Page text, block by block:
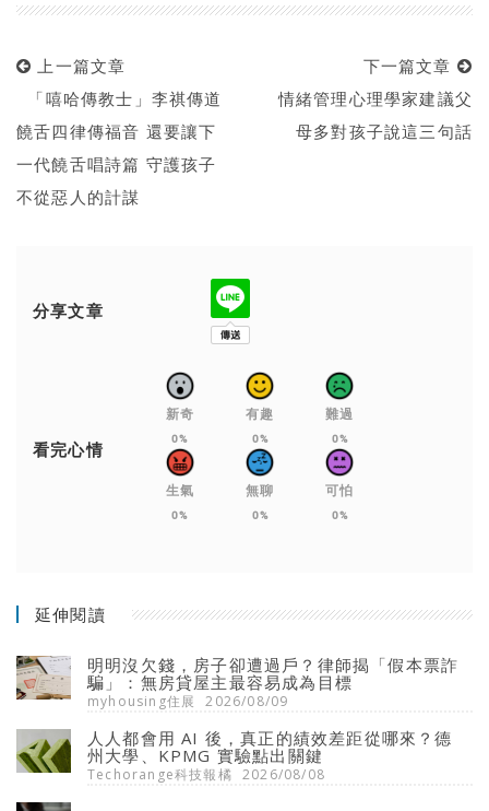
上一篇文章
「嘻哈傳教士」李祺傳道
饒舌四律傳福音 還要讓下
一代饒舌唱詩篇 守護孩子
不從惡人的計謀
下一篇文章
情緒管理心理學家建議父
母多對孩子說這三句話
分享文章
看完心情
新奇
0%
有趣
0%
難過
0%
生氣
0%
無聊
0%
可怕
0%
延伸閱讀
明明沒欠錢，房子卻遭過戶？律師揭「假本票詐
騙」：無房貸屋主最容易成為目標
myhousing住展 2026/08/09
人人都會用 AI 後，真正的績效差距從哪來？德
州大學、KPMG 實驗點出關鍵
Techorange科技報橘 2026/08/08